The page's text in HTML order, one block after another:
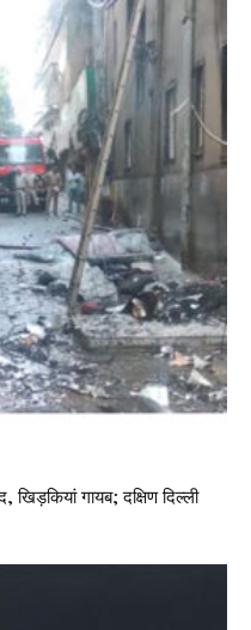
गायब; दक्षिण दिल्ली